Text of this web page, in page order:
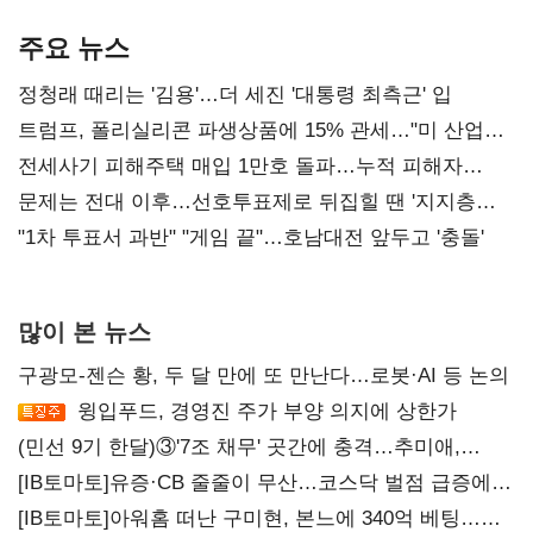
주요 뉴스
정청래 때리는 '김용'…더 세진 '대통령 최측근' 입
트럼프, 폴리실리콘 파생상품에 15% 관세…"미 산업
재건"
전세사기 피해주택 매입 1만호 돌파…누적 피해자
4만278명
문제는 전대 이후…선호투표제로 뒤집힐 땐 '지지층
불복'
"1차 투표서 과반" "게임 끝"…호남대전 앞두고 '충돌'
많이 본 뉴스
구광모-젠슨 황, 두 달 만에 또 만난다…로봇·AI 등 논의
윙입푸드, 경영진 주가 부양 의지에 상한가
(민선 9기 한달)③'7조 채무' 곳간에 충격…추미애,
20년만에 '비상재정' 선언 승부수
[IB토마토]유증·CB 줄줄이 무산…코스닥 벌점 급증에
상폐 압박
[IB토마토]아워홈 떠난 구미현, 본느에 340억 베팅…